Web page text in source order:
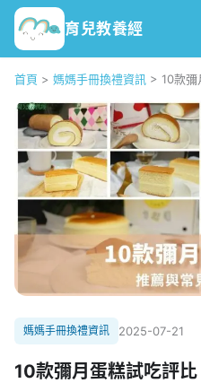
育兒教養經
首頁 > 媽媽手冊換禮資訊 > 10款彌
媽媽手冊換禮資訊 2025-07-21
10款彌月蛋糕試吃評